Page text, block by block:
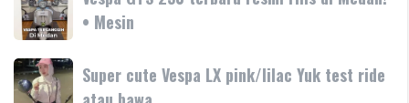
dengan
teknologi
fitur
GTS
250
Day
Terima
GTS
250
terbaru
resmi
rilis
• Mesin
Super
cute
Super cute Vespa LX pink/lilac Yuk test ride